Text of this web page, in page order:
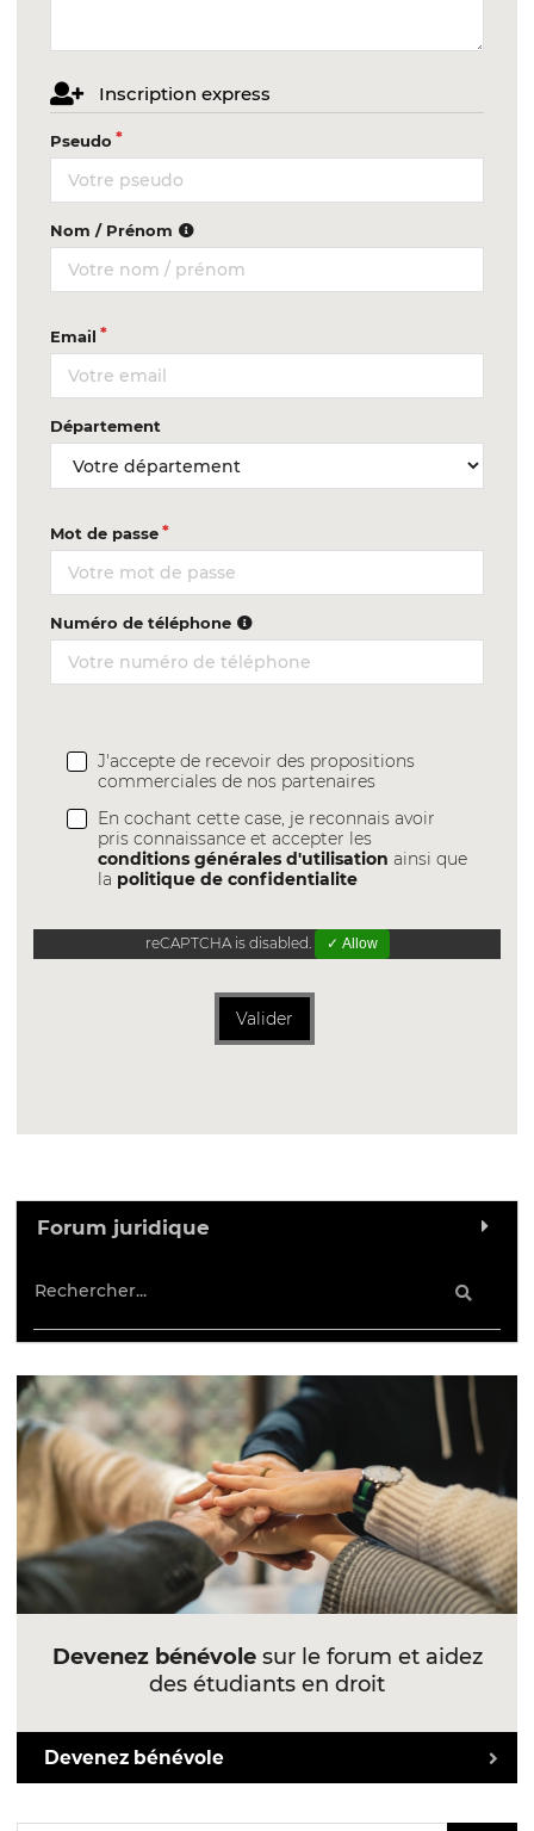
Inscription express
Pseudo
Nom / Prénom
Email
Département
Mot de passe
Numéro de téléphone
J'accepte de recevoir des propositions
commerciales de nos partenaires
En cochant cette case, je reconnais avoir
pris connaissance et accepter les
conditions générales d'utilisation ainsi que
la politique de confidentialite
reCAPTCHA is disabled. ✓ Allow
Valider
Forum juridique
Devenez bénévolesur le forum et aidez
des étudiants en droit
Devenez bénévole